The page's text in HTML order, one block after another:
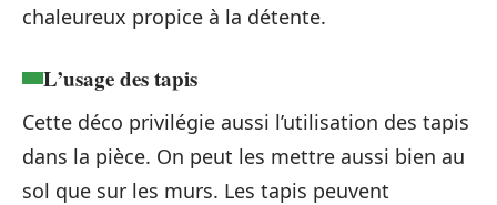
chaleureux propice à la détente.
L’usage des tapis
Cette déco privilégie aussi l’utilisation des tapis
dans la pièce. On peut les mettre aussi bien au
sol que sur les murs. Les tapis peuvent